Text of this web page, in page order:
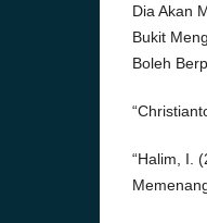
Dia Akan
Bukit
Boleh
“Halim, I.